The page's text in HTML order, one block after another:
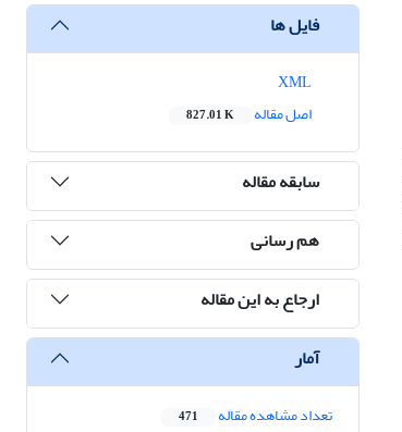
فایل ها
اصل مقاله
827.01 K
سابقه مقاله
هم رسانی
ارجاع به این مقاله
آمار
تعداد مشاهده مقاله 471